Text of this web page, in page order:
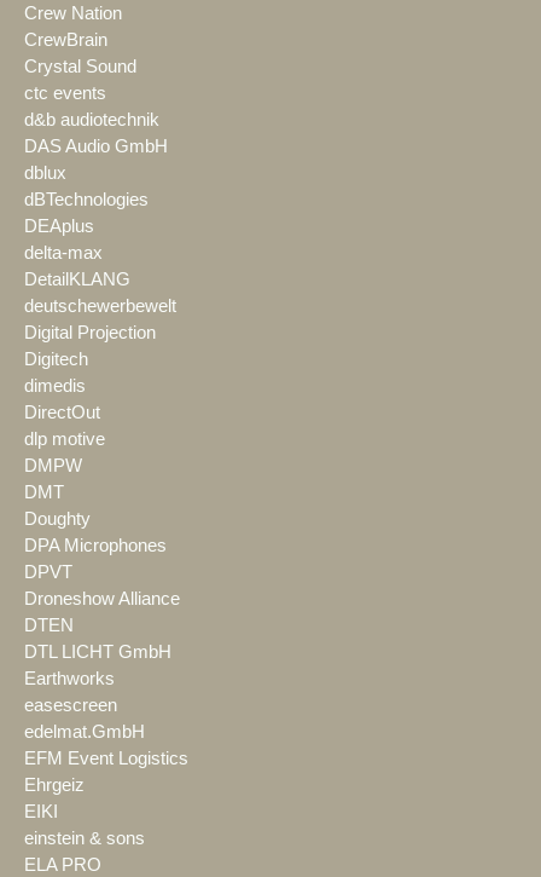
Crew Nation
CrewBrain
Crystal Sound
ctc events
d&b audiotechnik
DAS Audio GmbH
dblux
dBTechnologies
DEAplus
delta-max
DetailKLANG
deutschewerbewelt
Digital Projection
Digitech
dimedis
DirectOut
dlp motive
DMPW
DMT
Doughty
DPA Microphones
DPVT
Droneshow Alliance
DTEN
DTL LICHT GmbH
Earthworks
easescreen
edelmat.GmbH
EFM Event Logistics
Ehrgeiz
EIKI
einstein & sons
ELA PRO